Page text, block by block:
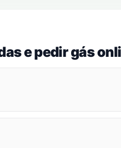
e pedir gás